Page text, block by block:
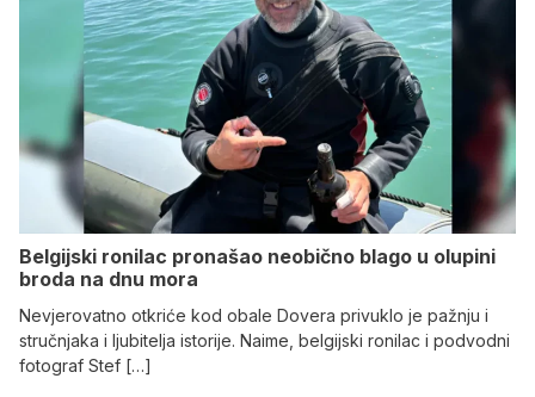
Belgijski ronilac pronašao neobično blago u olupini
broda na dnu mora
Nevjerovatno otkriće kod obale Dovera privuklo je pažnju i
stručnjaka i ljubitelja istorije. Naime, belgijski ronilac i podvodni
fotograf Stef […]